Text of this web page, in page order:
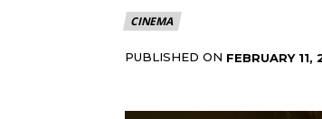
CINEMA
PUBLISHED ON FEBRUARY 11,